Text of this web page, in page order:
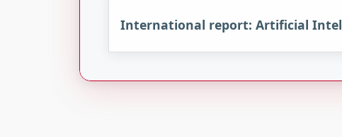
International report: Artificial